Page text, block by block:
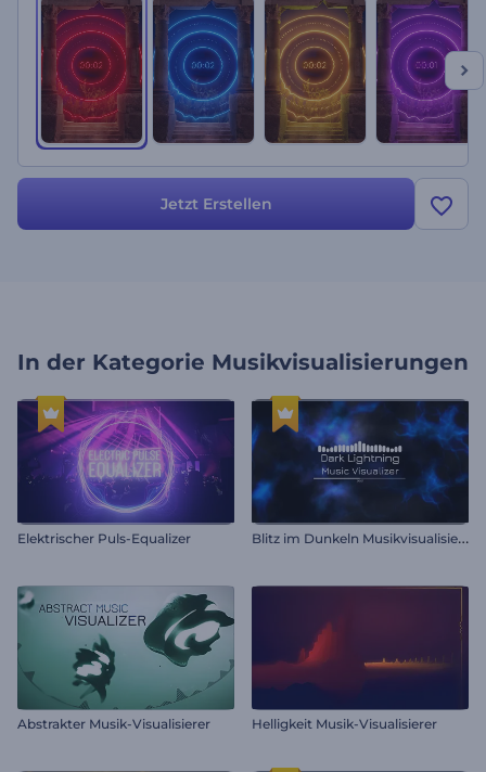
oder Musiker, die ihre Musikpräsenz verbessern wollen. Testen Sie es
Jetzt Erstellen
In der Kategorie Musikvisualisierungen
Elektrischer Puls-Equalizer B
litz im Dunkeln Musikvisualisierung
Abstrakter Musik-Visualisierer Helligkeit Musik-Visualisierer